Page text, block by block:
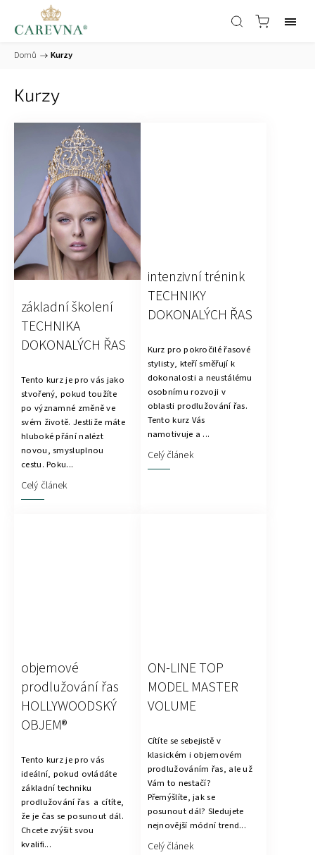
Domů / Kurzy
Kurzy
základní školení
TECHNIKA
DOKONALÝCH ŘAS
Tento kurz je pro vás jako
stvořený, pokud toužíte
po významné změně ve
svém životě. Jestliže máte
hluboké přání nalézt
novou, smysluplnou
cestu. Poku...
Celý článek
intenzivní trénink
TECHNIKY
DOKONALÝCH ŘAS
Kurz pro pokročilé řasové
stylisty, kteří směřují k
dokonalosti a neustálému
osobnímu rozvoji v
oblasti prodlužování řas.
Tento kurz Vás
namotivuje a ...
Celý článek
objemové
prodlužování řas
HOLLYWOODSKÝ
OBJEM®
Tento kurz je pro vás
ideální, pokud ovládáte
základní techniku
prodlužování řas a cítíte,
že je čas se posunout dál.
Chcete zvýšit svou
kvalifi...
ON-LINE TOP
MODEL MASTER
VOLUME
Cítíte se sebejistě v
klasickém i objemovém
prodlužováním řas, ale už
Vám to nestačí?
Přemýšlíte, jak se
posunout dál? Sledujete
nejnovější módní trend...
Celý článek